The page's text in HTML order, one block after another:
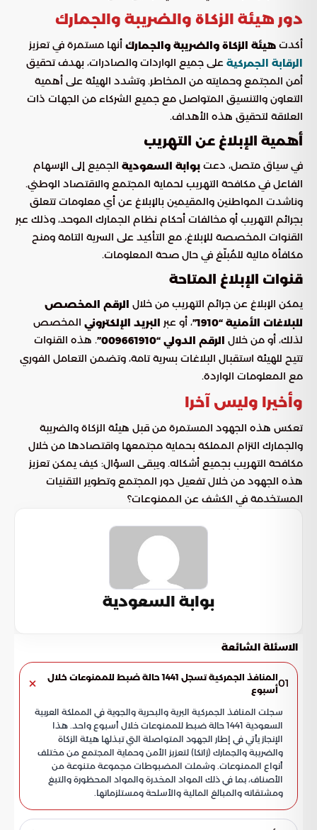
دور هيئة الزكاة والضريبة والجمارك
أكدت هيئة الزكاة والضريبة والجمارك أنها مستمرة في تعزيز
الرقابة الجمركية على جميع الواردات والصادرات، بهدف تحقيق
أمن المجتمع وحمايته من المخاطر. وتشدد الهيئة على أهمية
التعاون والتنسيق المتواصل مع جميع الشركاء من الجهات ذات
العلاقة لتحقيق هذه الأهداف.
أهمية الإبلاغ عن التهريب
في سياق متصل، دعت بوابة السعودية الجميع إلى الإسهام
الفاعل في مكافحة التهريب لحماية المجتمع والاقتصاد الوطني.
وناشدت المواطنين والمقيمين بالإبلاغ عن أي معلومات تتعلق
بجرائم التهريب أو مخالفات أحكام نظام الجمارك الموحد، وذلك عبر
القنوات المخصصة للإبلاغ، مع التأكيد على السرية التامة ومنح
مكافأة مالية للمُبلّغ في حال صحة المعلومات.
قنوات الإبلاغ المتاحة
يمكن الإبلاغ عن جرائم التهريب من خلال الرقم المخصص
للبلاغات الأمنية “1910”
، أو عبر البريد الإلكتروني المخصص
لذلك، أو من خلال الرقم الدولي “009661910”
. هذه القنوات
تتيح للهيئة استقبال البلاغات بسرية تامة، وتضمن التعامل الفوري
مع المعلومات الواردة.
وأخيرا وليس آخرا
تعكس هذه الجهود المستمرة من قبل هيئة الزكاة والضريبة
والجمارك التزام المملكة بحماية مجتمعها واقتصادها من خلال
مكافحة التهريب بجميع أشكاله. ويبقى السؤال: كيف يمكن تعزيز
هذه الجهود من خلال تفعيل دور المجتمع وتطوير التقنيات
المستخدمة في الكشف عن الممنوعات؟
بوابة السعودية
الاسئلة الشائعة
01
المنافذ الجمركية تسجل 1441 حالة ضبط للممنوعات خلال
أسبوع
سجلت المنافذ الجمركية البرية والبحرية والجوية في المملكة العربية
السعودية 1441 حالة ضبط للممنوعات خلال أسبوع واحد. هذا
الإنجاز يأتي في إطار الجهود المتواصلة التي تبذلها هيئة الزكاة
والضريبة والجمارك (زاتكا) لتعزيز الأمن وحماية المجتمع من مختلف
أنواع الممنوعات. وشملت المضبوطات مجموعة متنوعة من
الأصناف، بما في ذلك المواد المخدرة والمواد المحظورة والتبغ
ومشتقاته والمبالغ المالية والأسلحة ومستلزماتها.